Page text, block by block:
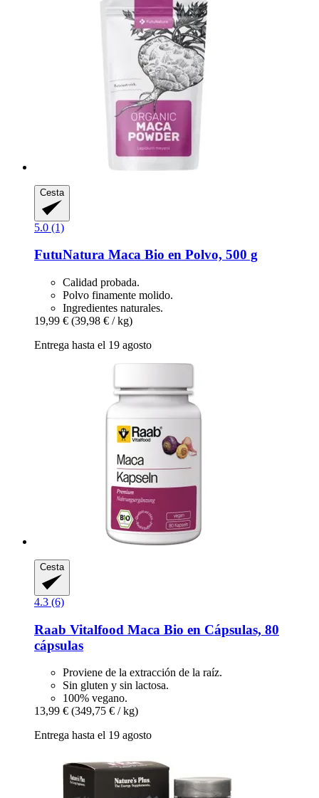
Cesta
5.0 (1)
FutuNatura Maca Bio en Polvo, 500 g
Calidad probada.
Polvo finamente molido.
Ingredientes naturales.
19,99 € (39,98 € / kg)
Entrega hasta el 19 agosto
Cesta
4.3 (6)
Raab Vitalfood Maca Bio en Cápsulas, 80
cápsulas
Proviene de la extracción de la raíz.
Sin gluten y sin lactosa.
100% vegano.
13,99 € (349,75 € / kg)
Entrega hasta el 19 agosto